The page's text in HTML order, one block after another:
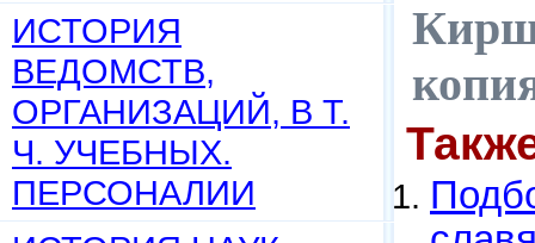
ИСТОРИЯ
ВЕДОМСТВ,
ОРГАНИЗАЦИЙ, В Т.
Ч. УЧЕБНЫХ.
ПЕРСОНАЛИИ